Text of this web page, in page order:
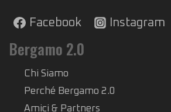
Facebook Instagram
Bergamo 2.0
Chi Siamo
Perché Bergamo 2.0
Amici & Partners